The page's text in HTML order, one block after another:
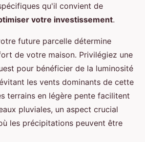
qu'il convient de
votre investissement.
future parcelle détermine
de votre maison. Privilégiez une
pour bénéficier de la luminosité
les vents dominants de cette
terrains en légère pente facilitent
pluviales, un aspect crucial
les précipitations peuvent être